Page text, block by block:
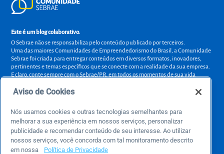
Este é um blog colaborativo.
O Sebrae não se responsabiliza pelo conteúdo publicado por terceiros.
Uma das maiores Comunidades de Empreendedorismo do Brasil, a Comunidade
Sebrae foi criada para entregar conteúdos em diversos formatos, inovadores,
pertinentes e temas específicos que se conecte com a realidade da sua empresa.
E claro, conte sempre com o Sebrae/PR, em todos os momentos de sua vida
Precisa de ajuda?
atendimentosebraepr@pr.sebrae.com.br
Aviso de Cookies
Nós usamos cookies e outras tecnologias semelhantes para
melhorar a sua experiência em nossos serviços, personalizar
publicidade e recomendar conteúdo de seu interesse. Ao utilizar
nossos serviços, você concorda com tal monitoramento descrito
em nossa
Política de Privacidade